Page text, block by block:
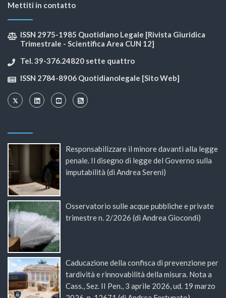
Mettiti in contatto
ISSN 2975-1985 Quotidiano Legale [Rivista Giuridica
Trimestrale - Scientifica Area CUN 12]
Tel. 39-376.24820 sette quattro
ISSN 2784-8906 Quotidianolegale [Sito Web]
Responsabilizzare il minore davanti alla legge
penale. Il disegno di legge del Governo sulla
imputabilità (di Andrea Sereni)
Osservatorio sulle acque pubbliche e private
trimestre n. 2/2026 (di Andrea Giocondi)
Caducazione della confisca di prevenzione per
tardività e rinnovabilità della misura. Nota a
Cass., Sez. II Pen., 3 aprile 2026, ud. 19 marzo